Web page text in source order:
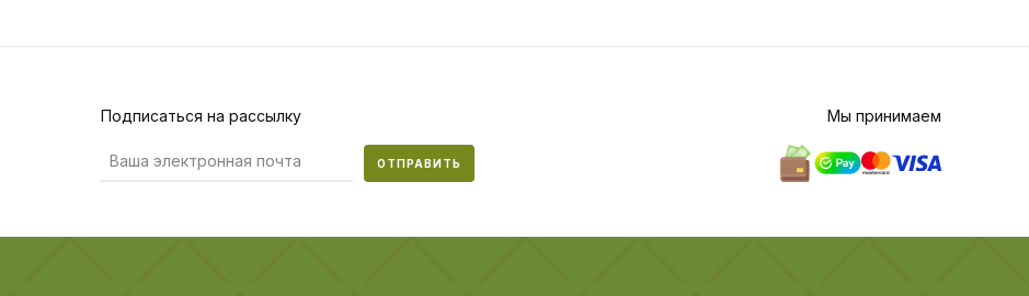
Подписаться на рассылку
ОТПРАВИТЬ
Мы принимаем